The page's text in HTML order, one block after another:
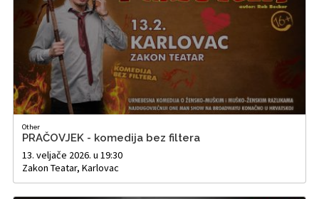
Other
PRAČOVJEK - komedija bez filtera
13. veljače 2026. u 19:30
Zakon Teatar, Karlovac